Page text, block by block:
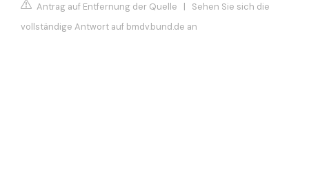
Antrag auf Entfernung der Quelle | Sehen Sie sich die
vollständige Antwort auf bmdv.bund.de an